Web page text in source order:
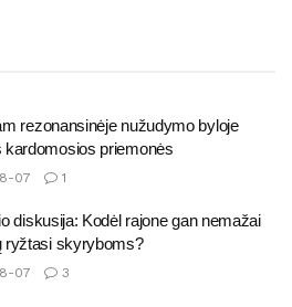
rezonansinėje nužudymo byloje
kardomosios priemonės
07 1
diskusija: Kodėl rajone gan nemažai
ryžtasi skyryboms?
07 3